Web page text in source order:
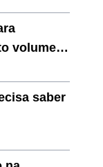
volume e
saber